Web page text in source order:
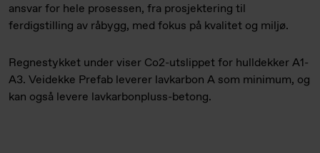
ansvar for hele prosessen, fra prosjektering til
ferdigstilling av råbygg, med fokus på kvalitet og miljø.
Regnestykket under viser Co2-utslippet for hulldekker A1-
A3. Veidekke Prefab leverer lavkarbon A som minimum, og
kan også levere lavkarbonpluss-betong.